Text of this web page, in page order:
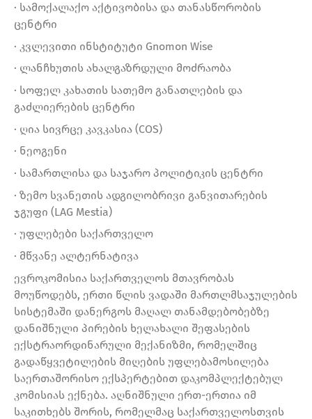
· სამოქალაქო აქტივობისა და თანასწორობის
ცენტრი
· კვლევითი ინსტიტუტი Gnomon Wise
· ლანჩხუთის ახალგაზრდული მოძრაობა
· სოფელ კახათის სათემო განათლების და
გაძლიერების ცენტრი
· ღია სივრცე კავკასია (COS)
· ნეოგენი
· სამართლისა და საჯარო პოლიტიკის ცენტრი
· ზემო სვანეთის ადგილობრივი განვითარების
ჯგუფი (LAG Mestia)
· უფლებები საქართველო
· მწვანე ალტერნატივა
ევროკომისია საქართველოს მთავრობას
მოუწოდებს, ერთი წლის ვადაში მართლმსაჯულების
სისტემაში დანერგოს მაღალ თანამდებობებზე
დანიშნული პირების ხელახალი შეფასების
ექსტრაორდინარული მექანიზმი, რომელშიც
გადაწყვეტილების მიღების უფლებამოსილება
საერთაშორისო ექსპერტებით დაკომპლექტებულ
კომისიას ექნება. აღნიშნული ერთ-ერთია იმ
საკითხებს შორის, რომელმაც საქართველოსთვის